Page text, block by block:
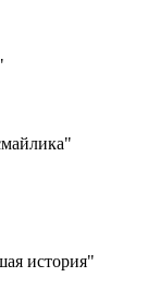
история"